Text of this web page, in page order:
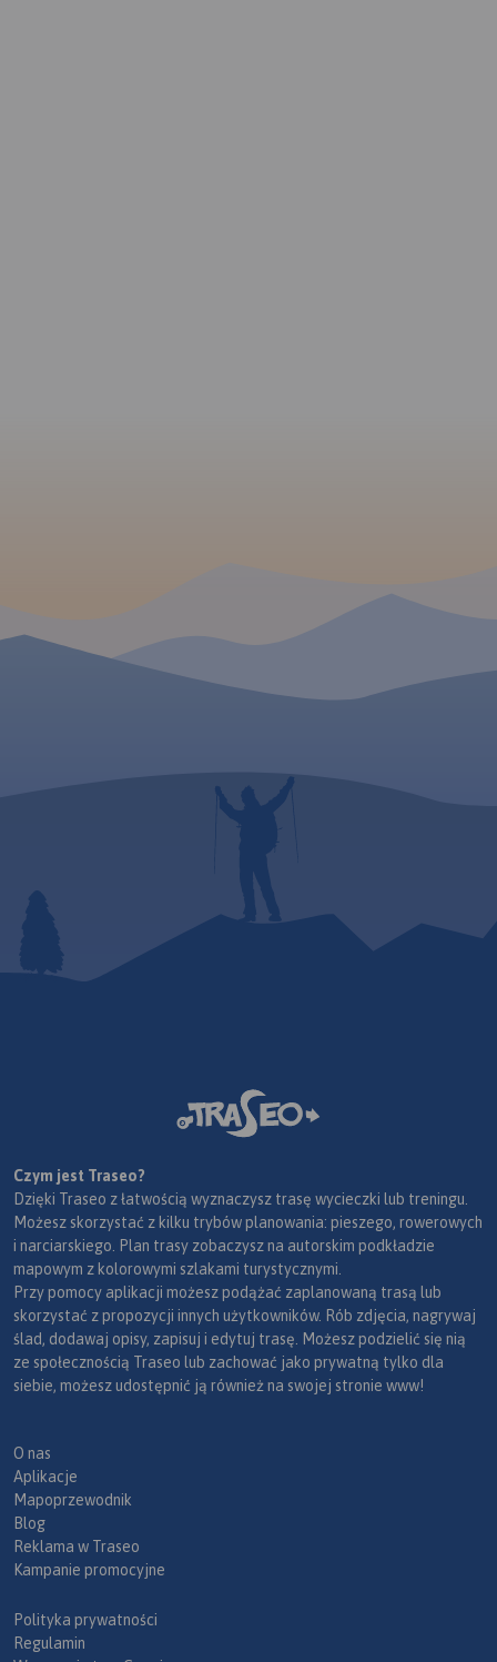
Czym jest Traseo?
Dzięki Traseo z łatwością wyznaczysz trasę wycieczki lub treningu.
Możesz skorzystać z kilku trybów planowania: pieszego, rowerowych
i narciarskiego. Plan trasy zobaczysz na autorskim podkładzie
mapowym z kolorowymi szlakami turystycznymi.
Przy pomocy aplikacji możesz podążać zaplanowaną trasą lub
skorzystać z propozycji innych użytkowników. Rób zdjęcia, nagrywaj
ślad, dodawaj opisy, zapisuj i edytuj trasę. Możesz podzielić się nią
ze społecznością Traseo lub zachować jako prywatną tylko dla
siebie, możesz udostępnić ją również na swojej stronie www!
O nas
Aplikacje
Mapoprzewodnik
Blog
Reklama w Traseo
Kampanie promocyjne
Polityka prywatności
Regulamin